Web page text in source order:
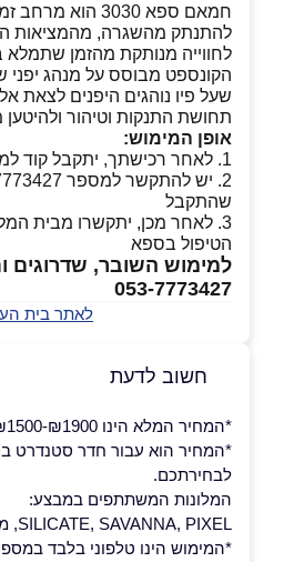
חמאם ספא 3030
להתנתק מהשגרה, מהמציאות
לחווייה מנותקת מהזמן שתמלא
הקונספט מבוסס על מנהג
שעל פיו נוהגים היפנים לצאת
תחושת התנקות וטיהור
אופן המימוש:
1. לאחר רכישתך, יתקבל קוד למייל ולטלפון הנייד
שהתקבל
3. לאחר מכן, יתקשרו מבית
הטיפול בספא
למימוש השובר, שדרוגים
053-7773427
לאתר בית
חשוב לדעת
*המחיר המלא הינו ₪1900-₪1500 (תלוי מלון)
לבחירתכם.
המלונות המשתתפים במבצע:
SILICATE, SAVANNA, PIXEL, מונוכרום